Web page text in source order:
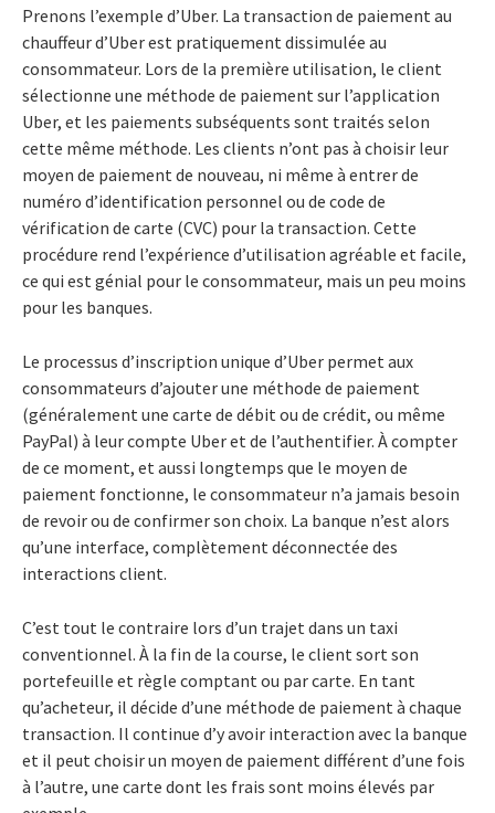
Prenons l’exemple d’Uber. La transaction de paiement au
chauffeur d’Uber est pratiquement dissimulée au
consommateur. Lors de la première utilisation, le client
sélectionne une méthode de paiement sur l’application
Uber, et les paiements subséquents sont traités selon
cette même méthode. Les clients n’ont pas à choisir leur
moyen de paiement de nouveau, ni même à entrer de
numéro d’identification personnel ou de code de
vérification de carte (CVC) pour la transaction. Cette
procédure rend l’expérience d’utilisation agréable et facile,
ce qui est génial pour le consommateur, mais un peu moins
pour les banques.
Le processus d’inscription unique d’Uber permet aux
consommateurs d’ajouter une méthode de paiement
(généralement une carte de débit ou de crédit, ou même
PayPal) à leur compte Uber et de l’authentifier. À compter
de ce moment, et aussi longtemps que le moyen de
paiement fonctionne, le consommateur n’a jamais besoin
de revoir ou de confirmer son choix. La banque n’est alors
qu’une interface, complètement déconnectée des
interactions client.
C’est tout le contraire lors d’un trajet dans un taxi
conventionnel. À la fin de la course, le client sort son
portefeuille et règle comptant ou par carte. En tant
qu’acheteur, il décide d’une méthode de paiement à chaque
transaction. Il continue d’y avoir interaction avec la banque
et il peut choisir un moyen de paiement différent d’une fois
à l’autre, une carte dont les frais sont moins élevés par